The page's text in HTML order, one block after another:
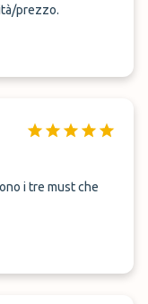
prezzo.
i tre must che